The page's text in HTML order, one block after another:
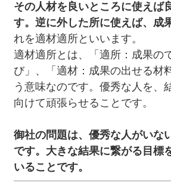
その人材を良いところに使えば
す。逆に外した所に使えば、成
れを適材適所といいます。
適材適所とは、「適所：成果の
び」、「適材：成果の出せる材
う意味なのです。優秀な人を、
向けて頑張らせることです。
御社の問題は、優秀な人がいな
です。大きな結果に繋がる目標
いることです。